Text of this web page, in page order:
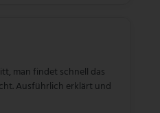
man findet schnell das
Ausführlich erklärt und